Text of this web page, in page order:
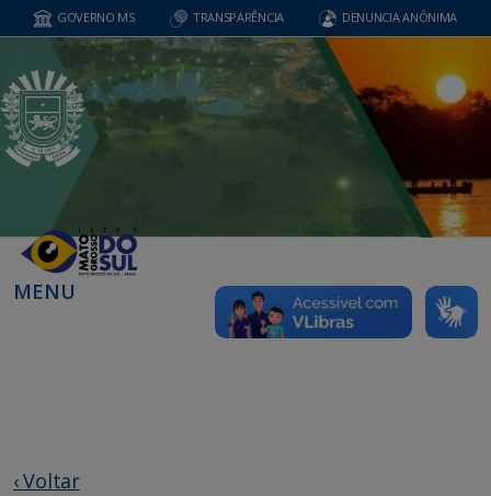
GOVERNO MS TRANSPARÊNCIA DENUNCIA ANÔNIMA
MENU
‹ Voltar